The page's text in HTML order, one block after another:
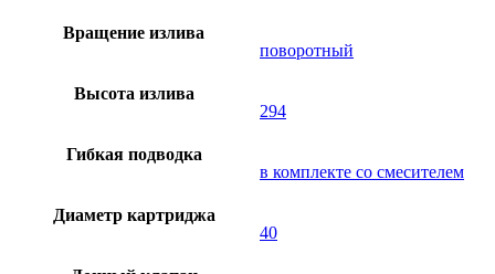
Вращение излива
поворотный
Высота излива
294
Гибкая подводка
в комплекте со смесителем
Диаметр картриджа
40